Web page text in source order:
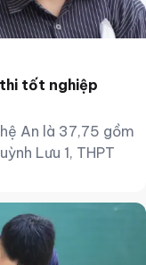
tốt nghiệp
An là 37,75 gồm
Lưu 1, THPT